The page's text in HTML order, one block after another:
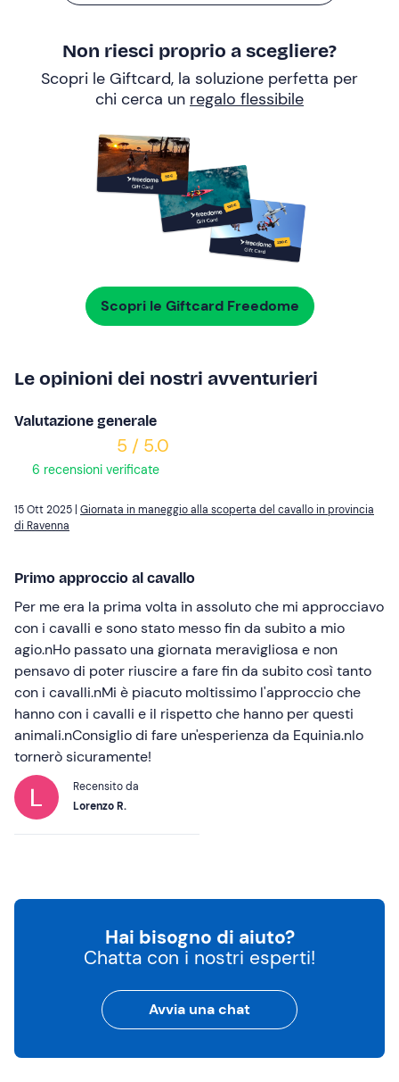
Non riesci proprio a scegliere?
Scopri le Giftcard, la soluzione perfetta per
chi cerca un regalo flessibile
Scopri le Giftcard Freedome
Le opinioni dei nostri avventurieri
Valutazione generale
5 / 5.0
6 recensioni verificate
15 Ott 2025 | Giornata in maneggio alla scoperta del cavallo in provincia
di Ravenna
Primo approccio al cavallo
Per me era la prima volta in assoluto che mi approcciavo
con i cavalli e sono stato messo fin da subito a mio
agio.nHo passato una giornata meravigliosa e non
pensavo di poter riuscire a fare fin da subito così tanto
con i cavalli.nMi è piacuto moltissimo l'approccio che
hanno con i cavalli e il rispetto che hanno per questi
animali.nConsiglio di fare un'esperienza da Equinia.nIo
tornerò sicuramente!
Recensito da
Lorenzo R.
Hai bisogno di aiuto?
Chatta con i nostri esperti!
Avvia una chat